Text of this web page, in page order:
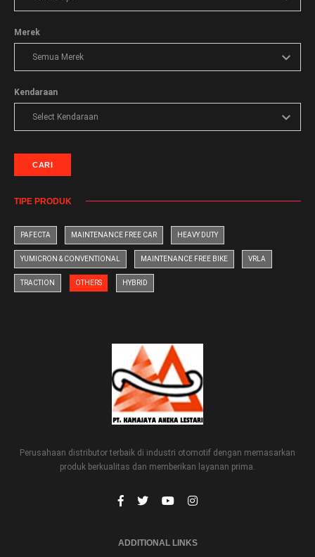
Merek
Kendaraan
CARI
TIPE PRODUK
PAFECTA MAINTENANCE FREE CAR HEAVY DUTY
YUMICRON & CONVENTIONAL MAINTENANCE FREE BIKE VRLA
TRACTION OTHERS HYBRID
Perusahaan distributor terbaik di industri otomotif dengan memasarkan
produk berkualitas dan memberikan layanan prima.
ADDITIONAL LINKS